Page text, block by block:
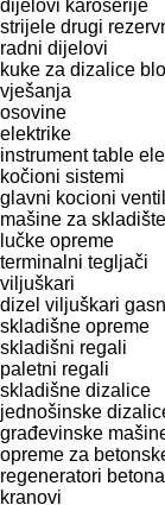
dijelovi karoserije
strijele drugi
radni dijelovi
kuke za dizalice
vješanja
osovine
elektrike
instrument table
kočioni sistemi
glavni kocioni
mašine za
lučke opreme
terminalni tegljači
viljuškari
dizel viljuškari
skladišne opreme
skladišni regali
paletni regali
skladišne dizalice
jednošinske
građevinske
opreme za
regeneratori betona
kranovi